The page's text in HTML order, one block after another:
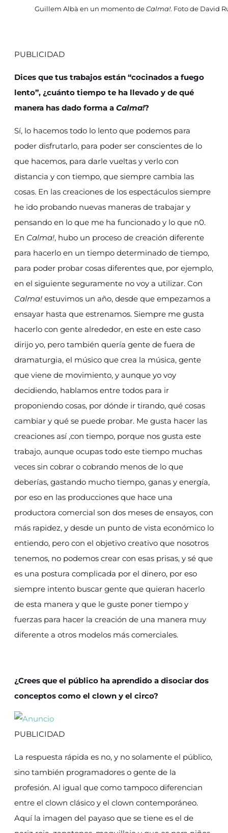
Guillem Albà en un momento deCalma!. Foto de David
PUBLICIDAD
Dices que tus trabajos están “cocinados a fuego
lento”, ¿cuánto tiempo te ha llevado y de qué
manera has dado forma a Calma!?
Sí, lo hacemos todo lo lento que podemos para
poder disfrutarlo, para poder ser conscientes de lo
que hacemos, para darle vueltas y verlo con
distancia y con tiempo, que siempre cambia las
cosas. En las creaciones de los espectáculos siempre
he ido probando nuevas maneras de trabajar y
pensando en lo que me ha funcionado y lo que n0.
En Calma!, hubo un proceso de creación diferente
para hacerlo en un tiempo determinado de tiempo,
para poder probar cosas diferentes que, por ejemplo,
en el siguiente seguramente no voy a utilizar. Con
Calma! estuvimos un año, desde que empezamos a
ensayar hasta que estrenamos. Siempre me gusta
hacerlo con gente alrededor, en este en este caso
dirijo yo, pero también quería gente de fuera de
dramaturgia, el músico que crea la música, gente
que viene de movimiento, y aunque yo voy
decidiendo, hablamos entre todos para ir
proponiendo cosas, por dónde ir tirando, qué cosas
cambiar y qué se puede probar. Me gusta hacer las
creaciones así ,con tiempo, porque nos gusta este
trabajo, aunque ocupas todo este tiempo muchas
veces sin cobrar o cobrando menos de lo que
deberías, gastando mucho tiempo, ganas y energía,
por eso en las producciones que hace una
productora comercial son dos meses de ensayos, con
más rapidez, y desde un punto de vista económico lo
entiendo, pero con el objetivo creativo que nosotros
tenemos, no podemos crear con esas prisas, y sé que
es una postura complicada por el dinero, por eso
siempre intento buscar gente que quieran hacerlo
de esta manera y que le guste poner tiempo y
fuerzas para hacer la creación de una manera muy
diferente a otros modelos más comerciales.
¿Crees que el público ha aprendido a disociar dos
conceptos como el clown y el circo?
PUBLICIDAD
La respuesta rápida es no, y no solamente el público,
sino también programadores o gente de la
profesión. Al igual que como tampoco diferencian
entre el clown clásico y el clown contemporáneo.
Aquí la imagen del payaso que se tiene es el de